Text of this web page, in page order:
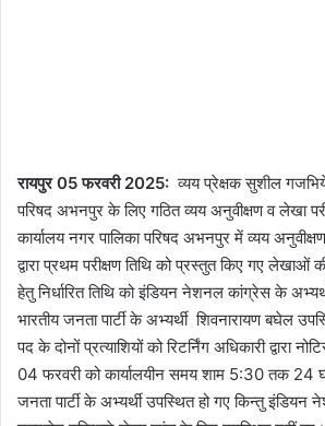
रायपुर 05 फरवरी 2025: व्यय प्रेक्षक सुशील गजभिये
परिषद अभनपुर के लिए गठित व्यय अनुवीक्षण व लेखा
कार्यालय नगर पालिका परिषद अभनपुर में व्यय
द्वारा प्रथम परीक्षण तिथि को प्रस्तुत किए गए
हेतु निर्धारित तिथि को इंडियन नेशनल कांग्रेस के
भारतीय जनता पार्टी के अभ्यर्थी शिवनारायण बघेल
पद के दोनों प्रत्याशियों को रिटर्निंग अधिकारी द्वारा
04 फरवरी को कार्यालयीन समय शाम 5:30 तक 24
जनता पार्टी के अभ्यर्थी उपस्थित हो गए किन्तु